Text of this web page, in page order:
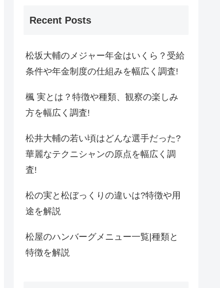
Recent Posts
松坂大輔のメジャー年金はいくら？受給
条件や年金制度の仕組みを幅広く調査!
楓 実とは？特徴や種類、観察の楽しみ
方を幅広く調査!
松井大輔の若い頃はどんな選手だった?
華麗なテクニシャンの原点を幅広く調
査!
松の実と松ぼっくりの違いは?特徴や用
途を解説
松屋のハンバーグメニュー一覧|種類と
特徴を解説